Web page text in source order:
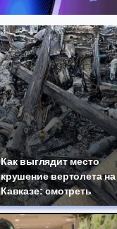
Как выглядит место
крушение вертолета на
Кавказе: смотреть